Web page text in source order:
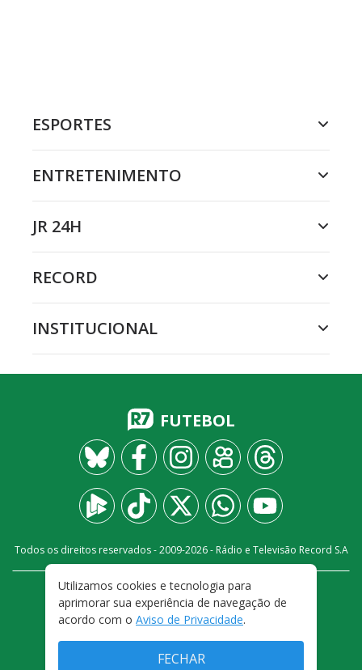
ESPORTES
ENTRETENIMENTO
JR 24H
RECORD
INSTITUCIONAL
FUTEBOL
Todos os direitos reservados - 2009-2026- Rádio e Televisão Record S.A
FALE CONOSCO
PRIVACIDADE
TERMOS E CONDIÇÕES DE USO
Utilizamos cookies e tecnologia para
aprimorar sua experiência de navegação de
acordo com o Aviso de Privacidade.
FECHAR